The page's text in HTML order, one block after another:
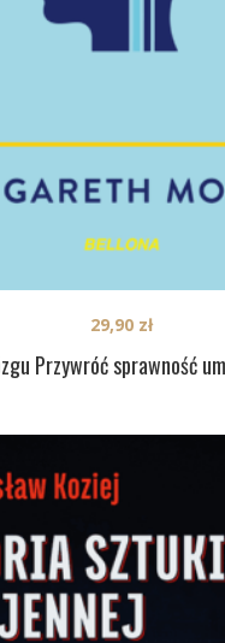
Przywróć sprawność
29,90 zł